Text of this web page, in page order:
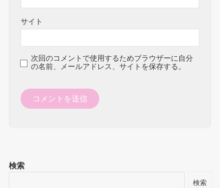
サイト
次回のコメントで使用するためブラウザーに自分
の名前、メールアドレス、サイトを保存する。
検索
検索